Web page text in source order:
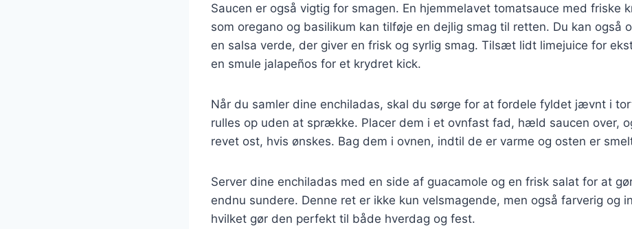
Saucen er også vigtig for smagen. En hjemmelavet tomatsauce med friske
som oregano og basilikum kan tilføje en dejlig smag til retten. Du kan også
en salsa verde, der giver en frisk og syrlig smag. Tilsæt lidt limejuice for
en smule jalapeños for et krydret kick.
Når du samler dine enchiladas, skal du sørge for at fordele fyldet jævnt i
rulles op uden at sprække. Placer dem i et ovnfast fad, hæld saucen over,
revet ost, hvis ønskes. Bag dem i ovnen, indtil de er varme og osten er
Server dine enchiladas med en side af guacamole og en frisk salat for at
endnu sundere. Denne ret er ikke kun velsmagende, men også farverig og
hvilket gør den perfekt til både hverdag og fest.